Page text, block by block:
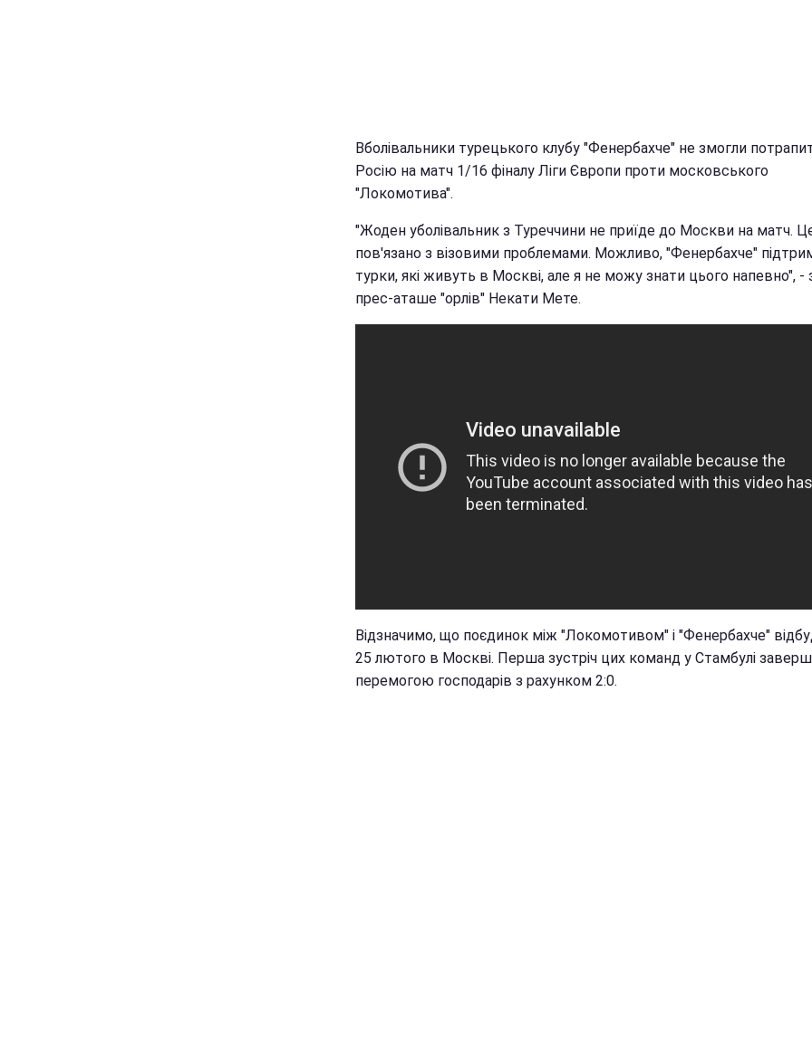
Вболівальники турецького клубу "Фенербахче" не змогли
Росію на матч 1/16 фіналу Ліги Європи проти московського
"Локомотива".
"Жоден уболівальник з Туреччини не приїде до Москви на матч.
пов'язано з візовими проблемами. Можливо, "Фенербахче"
турки, які живуть в Москві, але я не можу знати цього напевно", -
прес-аташе "орлів" Некати Мете.
Відзначимо, що поєдинок між "Локомотивом" і "Фенербахче"
25 лютого в Москві. Перша зустріч цих команд у Стамбулі
перемогою господарів з рахунком 2:0.